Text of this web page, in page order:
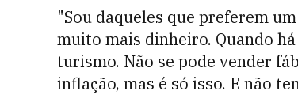
"Sou daqueles que preferem
muito mais dinheiro. Quando
turismo. Não se pode vender
inflação, mas é só isso. E não